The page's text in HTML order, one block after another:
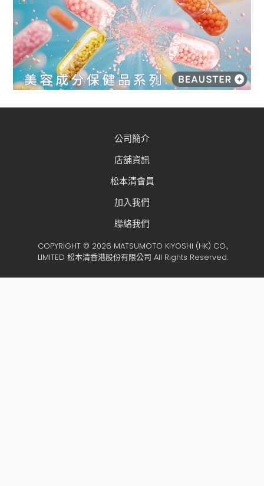
公司簡介
店舖資訊
松本清會員
加入我們
聯絡我們
COPYRIGHT © 2026 MATSUMOTO KIYOSHI (HK) CO.,
LIMITED 松本清香港股份有限公司 All Rights Reserved.